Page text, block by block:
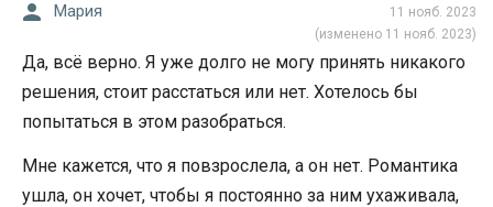
11 нояб. 2023
(изменено 11 нояб. 2023)
Мария
Да, всё верно. Я уже долго не могу принять никакого
решения, стоит расстаться или нет. Хотелось бы
попытаться в этом разобраться.
Мне кажется, что я повзрослела, а он нет. Романтика
ушла, он хочет, чтобы я постоянно за ним ухаживала,